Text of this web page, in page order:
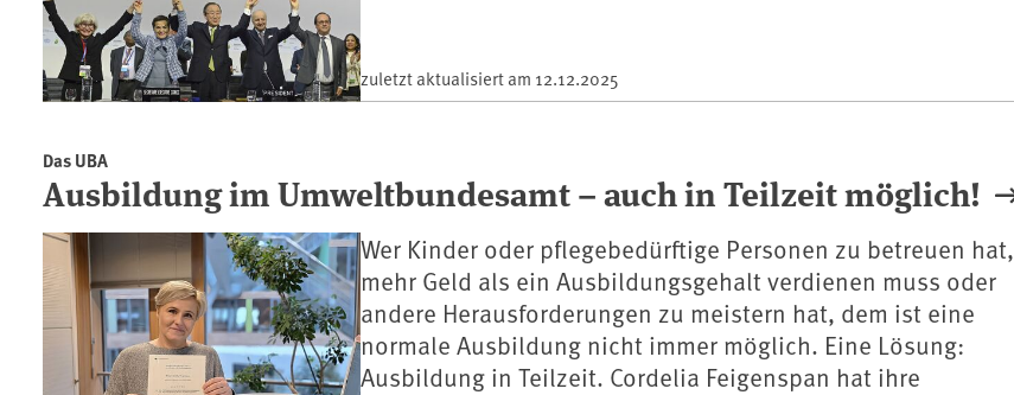
zuletzt aktualisiert am 12.12.2025
Das UBA
Ausbildung im Umweltbundesamt – auch in Teilzeit möglich!
Wer Kinder oder pflegebedürftige Personen zu betreuen hat,
mehr Geld als ein Ausbildungsgehalt verdienen muss oder
andere Herausforderungen zu meistern hat, dem ist eine
normale Ausbildung nicht immer möglich. Eine Lösung:
Ausbildung in Teilzeit. Cordelia Feigenspan hat ihre